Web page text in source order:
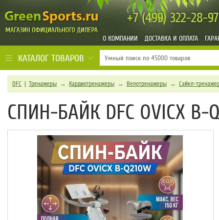
+7 (499)322-28-97
О КОМПАНИИ ДОСТАВКА И ОПЛАТА
КАТАЛОГ ТОВАРОВ
DFC | Тренажеры → Кардиотренажеры → Велотренажеры → Сайкл-
СПИН-БАЙК DFC OVICX B-